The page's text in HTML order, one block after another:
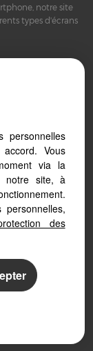
notre site
types d'écrans
personnelles
Vous
via la
notre site, à
des